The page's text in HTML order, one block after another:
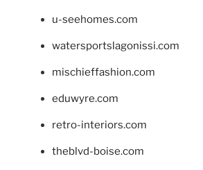
u-seehomes.com
watersportslagonissi.com
mischieffashion.com
eduwyre.com
retro-interiors.com
theblvd-boise.com